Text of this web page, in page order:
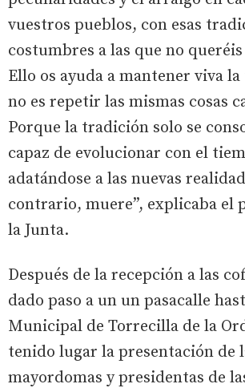
vuestros pueblos, con esas
costumbres a las que no
Ello os ayuda a mantener viva
no es repetir las mismas cosas
Porque la tradición solo se
capaz de evolucionar con el
adatándose a las nuevas
contrario, muere”, explicaba el
la Junta.
Después de la recepción a las
dado paso a un un pasacalle
Municipal de Torrecilla de la
tenido lugar la presentación de
mayordomas y presidentas de